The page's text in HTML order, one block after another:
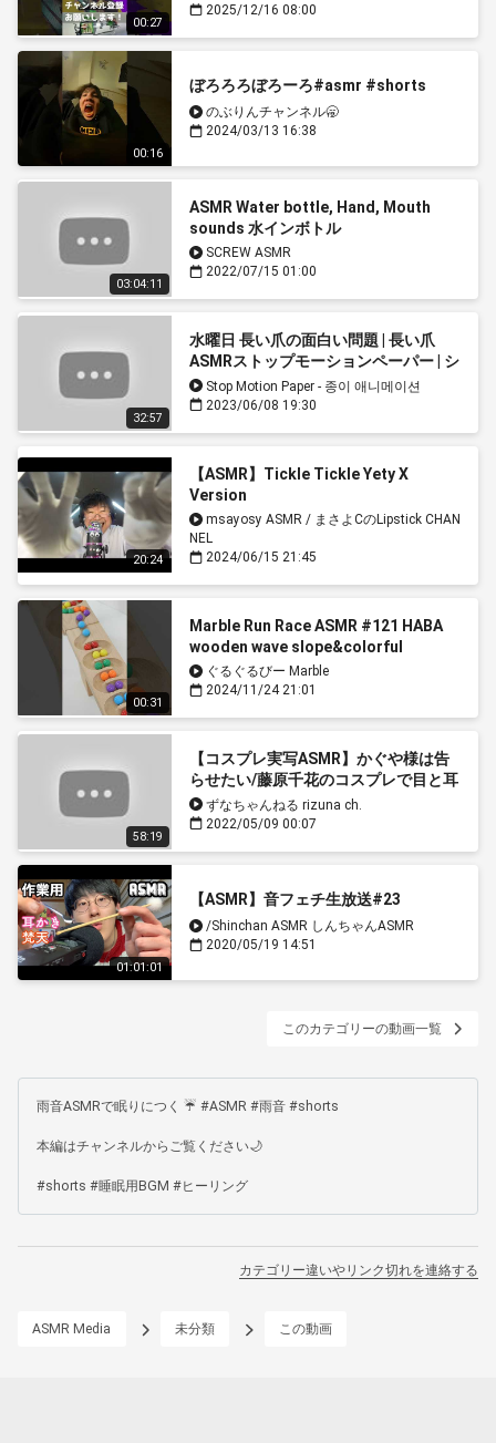
00:27
2025/12/16 08:00
00:16
ぼろろろぼろーろ#asmr #shorts
のぶりんチャンネル🥱
2024/03/13 16:38
03:04:11
ASMR Water bottle, Hand, Mouth
sounds 水インボトル
🎵2ndCh@SCREW TV
SCREW ASMR
2022/07/15 01:00
32:57
水曜日 長い爪の面白い問題 | 長い爪
ASMRストップモーションペーパー | シ
ーギチャンネル
Stop Motion Paper - 종이 애니메이션
2023/06/08 19:30
20:24
【ASMR】Tickle Tickle Yety X
Version
msayosy ASMR / まさよCのLipstick CHAN
NEL
2024/06/15 21:45
00:31
Marble Run Race ASMR #121 HABA
wooden wave slope&colorful
marbles♪#asmr #マーブルラン
#healing
ぐるぐるびー Marble
2024/11/24 21:01
58:19
【コスプレ実写ASMR】かぐや様は告
らせたい/藤原千花のコスプレで目と耳
が幸せになれる♥絶対癒やしの
ASMR♥Whispering, ear massage【り
ずなちゃんねる rizuna ch.
2022/05/09 00:07
01:01:01
【ASMR】音フェチ生放送#23
/Shinchan ASMR しんちゃんASMR
2020/05/19 14:51
このカテゴリーの動画一覧
雨音ASMRで眠りにつく ☔ #ASMR #雨音 #shorts
本編はチャンネルからご覧ください🌙
#shorts #睡眠用BGM #ヒーリング
カテゴリー違いやリンク切れを連絡する
ASMR Media 未分類 この動画